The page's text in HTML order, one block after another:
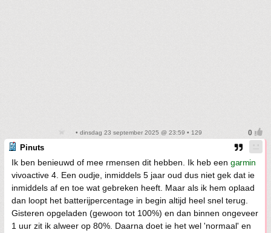
• dinsdag 23 september 2025 @ 23:59 • 129
Pinuts
Ik ben benieuwd of mee rmensen dit hebben. Ik heb een garmin
vivoactive 4. Een oudje, inmiddels 5 jaar oud dus niet gek dat ie
inmiddels af en toe wat gebreken heeft. Maar als ik hem oplaad
dan loopt het batterijpercentage in begin altijd heel snel terug.
Gisteren opgeladen (gewoon tot 100%) en dan binnen ongeveer
1 uur zit ik alweer op 80%. Daarna doet ie het wel 'normaal' en